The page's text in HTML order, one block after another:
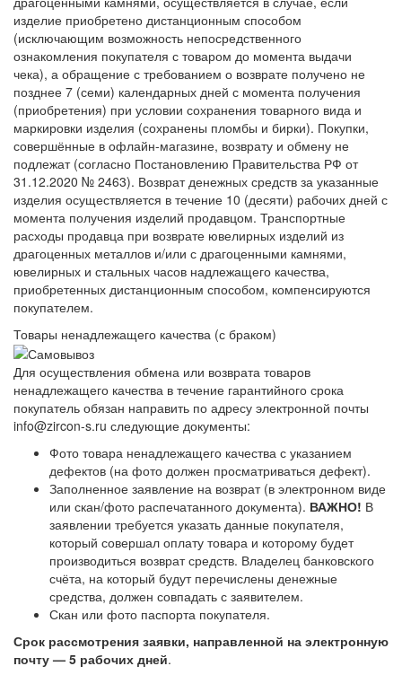
изделие приобретено дистанционным способом
(исключающим возможность непосредственного
ознакомления покупателя с товаром до момента выдачи
чека), а обращение с требованием о возврате получено не
позднее 7 (семи) календарных дней с момента получения
(приобретения) при условии сохранения товарного вида и
маркировки изделия (сохранены пломбы и бирки). Покупки,
совершённые в офлайн-магазине, возврату и обмену не
подлежат (согласно Постановлению Правительства РФ от
31.12.2020 № 2463). Возврат денежных средств за указанные
изделия осуществляется в течение 10 (десяти) рабочих дней с
момента получения изделий продавцом. Транспортные
расходы продавца при возврате ювелирных изделий из
драгоценных металлов и/или с драгоценными камнями,
ювелирных и стальных часов надлежащего качества,
приобретенных дистанционным способом, компенсируются
покупателем.
Товары ненадлежащего качества (с браком)
Для осуществления обмена или возврата товаров
ненадлежащего качества в течение гарантийного срока
покупатель обязан направить по адресу электронной почты
info@zircon-s.ru следующие документы:
Фото товара ненадлежащего качества с указанием
дефектов (на фото должен просматриваться дефект).
Заполненное заявление на возврат (в электронном виде
или скан/фото распечатанного документа). ВАЖНО! В
заявлении требуется указать данные покупателя,
который совершал оплату товара и которому будет
производиться возврат средств. Владелец банковского
счёта, на который будут перечислены денежные
средства, должен совпадать с заявителем.
Скан или фото паспорта покупателя.
Срок рассмотрения заявки, направленной на электронную
почту — 5 рабочих дней.